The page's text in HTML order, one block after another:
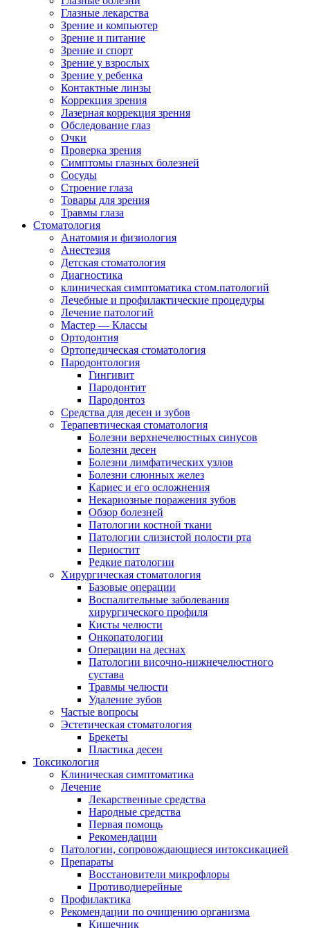
Глазные лекарства
Зрение и компьютер
Зрение и питание
Зрение и спорт
Зрение у взрослых
Зрение у ребенка
Контактные линзы
Коррекция зрения
Лазерная коррекция зрения
Обследование глаз
Очки
Проверка зрения
Симптомы глазных болезней
Сосуды
Строение глаза
Товары для зрения
Травмы глаза
Стоматология
Анатомия и физиология
Анестезия
Детская стоматология
Диагностика
клиническая симптоматика стом.патологий
Лечебные и профилактические процедуры
Лечение патологий
Мастер — Классы
Ортодонтия
Ортопедическая стоматология
Пародонтология
Гингивит
Пародонтит
Пародонтоз
Средства для десен и зубов
Терапевтическая стоматология
Болезни верхнечелюстных синусов
Болезни десен
Болезни лимфатических узлов
Болезни слюнных желез
Кариес и его осложнения
Некариозные поражения зубов
Обзор болезней
Патологии костной ткани
Патологии слизистой полости рта
Периостит
Редкие патологии
Хирургическая стоматология
Базовые операции
Воспалительные заболевания
хирургического профиля
Кисты челюсти
Онкопатологии
Операции на деснах
Патологии височно-нижнечелюстного
сустава
Травмы челюсти
Удаление зубов
Частые вопросы
Эстетическая стоматология
Брекеты
Пластика десен
Токсикология
Клиническая симптоматика
Лечение
Лекарственные средства
Народные средства
Первая помощь
Рекомендации
Патологии, сопровождающиеся интоксикацией
Препараты
Восстановители микрофлоры
Противодиерейные
Профилактика
Рекомендации по очищению организма
Кишечник